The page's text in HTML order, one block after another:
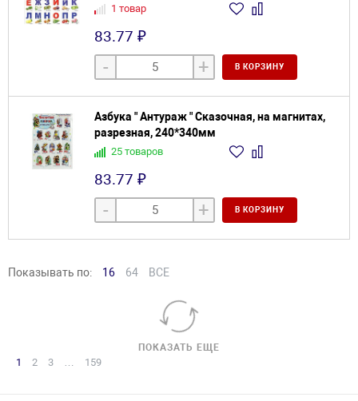
1 товар
83.77 ₽
- + В КОРЗИНУ
Азбука " Антураж " Сказочная, на магнитах,
разрезная, 240*340мм
25 товаров
83.77 ₽
- + В КОРЗИНУ
Показывать по: 16 64 ВСЕ
ПОКАЗАТЬ ЕЩЕ
1 2 3 … 159